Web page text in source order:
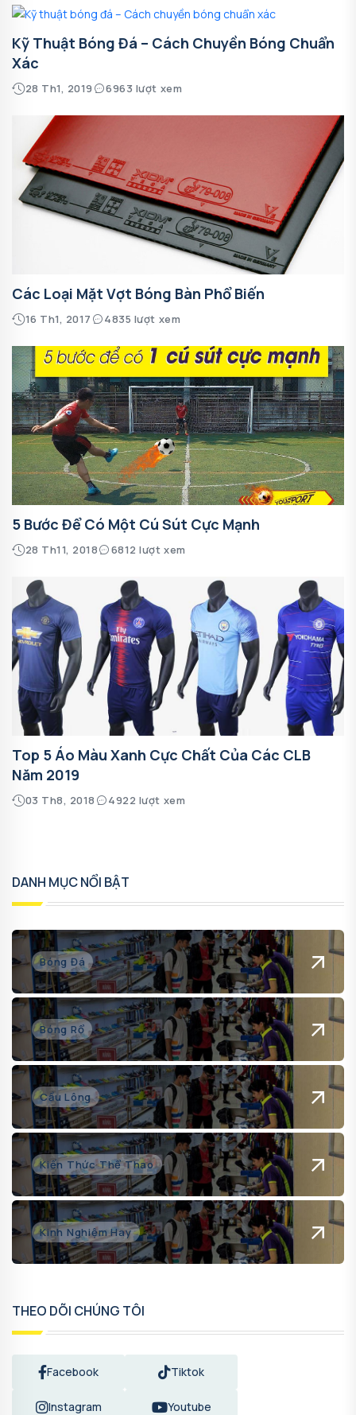
Kỹ Thuật Bóng Đá – Cách Chuyền Bóng Chuẩn
Xác
28 Th1, 2019 6963 lượt xem
Các Loại Mặt Vợt Bóng Bàn Phổ Biến
16 Th1, 2017 4835 lượt xem
5 Bước Để Có Một Cú Sút Cực Mạnh
28 Th11, 2018 6812 lượt xem
Top 5 Áo Màu Xanh Cực Chất Của Các CLB
Năm 2019
03 Th8, 2018 4922 lượt xem
DANH MỤC NỔI BẬT
Bóng Đá
Bóng Rổ
Cầu Lông
Kiến Thức Thể Thao
Kinh Nghiệm Hay
THEO DÕI CHÚNG TÔI
Facebook Tiktok
Instagram Youtube